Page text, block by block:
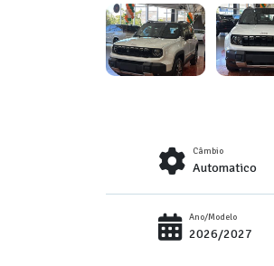
Câmbio
Automatico
Ano/Modelo
2026/2027